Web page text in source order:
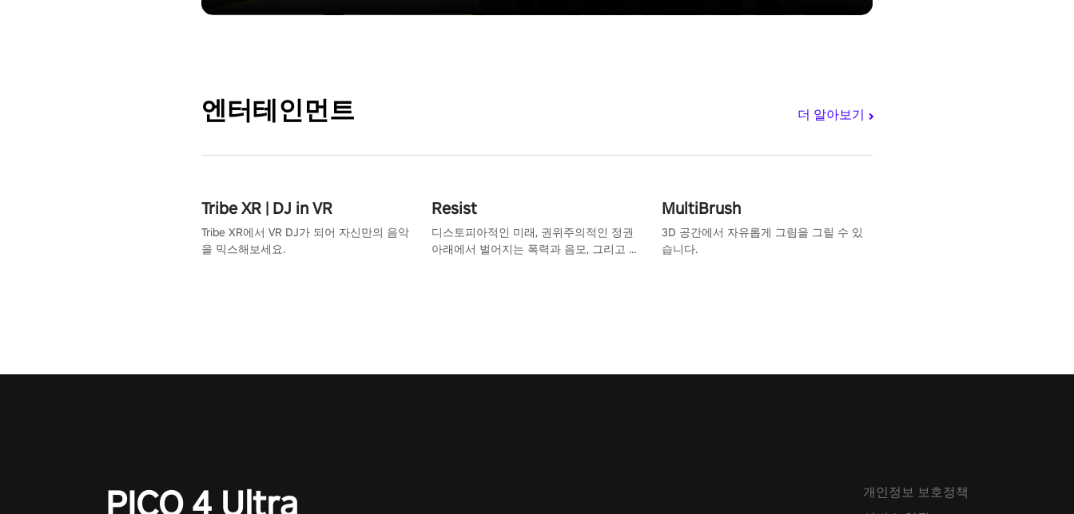
엔터테인먼트 더 알아보기
Tribe XR | DJ in VR
Tribe XR에서 VR DJ가 되어 자신만의 음악
을 믹스해보세요.
Resist
디스토피아적인 미래, 권위주의적인 정권
아래에서 벌어지는 폭력과 음모, 그리고 희
MultiBrush
3D 공간에서 자유롭게 그림을 그릴 수 있
습니다.
PICO 4 Ultra
개인정보 보호정책